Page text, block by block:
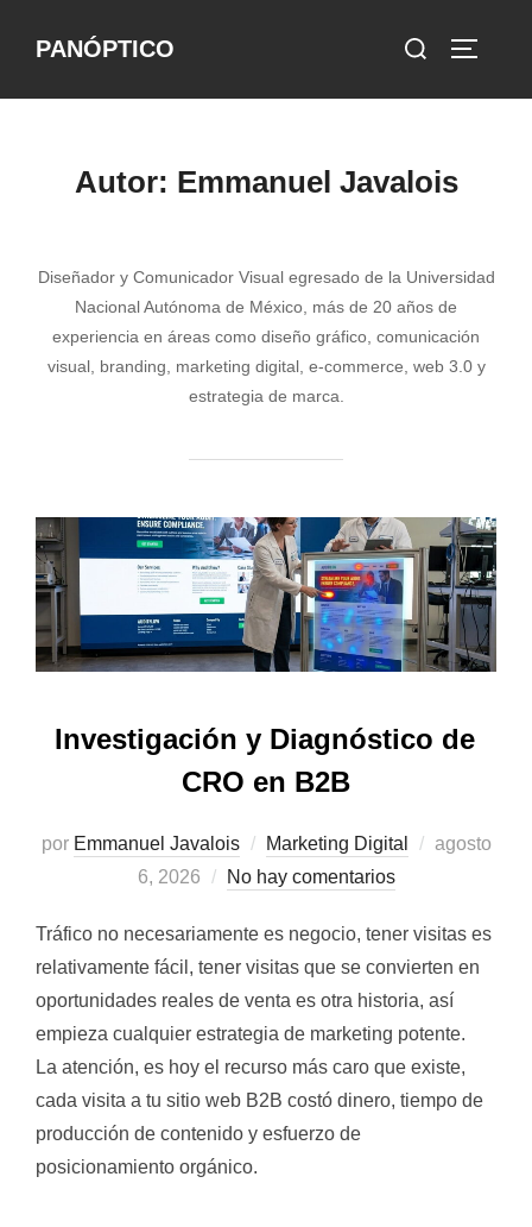
PANÓPTICO Buscar:
Autor: Emmanuel Javalois
Diseñador y Comunicador Visual egresado de la Universidad
Nacional Autónoma de México, más de 20 años de
experiencia en áreas como diseño gráfico, comunicación
visual, branding, marketing digital, e-commerce, web 3.0 y
estrategia de marca.
Investigación y Diagnóstico de
CRO en B2B
por Emmanuel Javalois Marketing Digital
Publicado
agosto
6, 2026
No hay comentarios
Tráfico no necesariamente es negocio, tener visitas es
relativamente fácil, tener visitas que se convierten en
oportunidades reales de venta es otra historia, así
empieza cualquier estrategia de marketing potente.
La atención, es hoy el recurso más caro que existe,
cada visita a tu sitio web B2B costó dinero, tiempo de
producción de contenido y esfuerzo de
posicionamiento orgánico.